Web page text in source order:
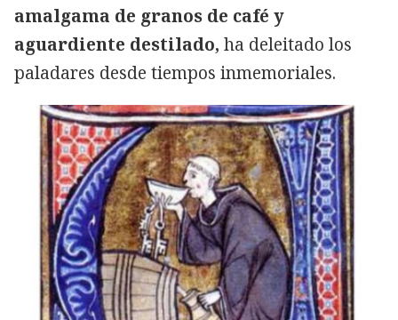
amalgama de granos de café y
aguardiente destilado, ha deleitado los
paladares desde tiempos inmemoriales.